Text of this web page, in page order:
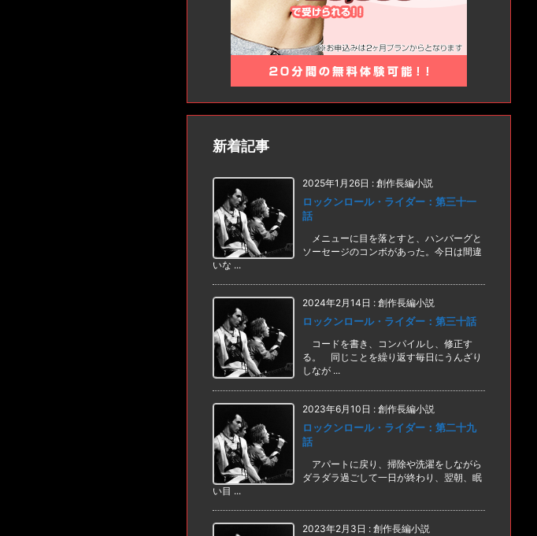
新着記事
2025年1月26日 : 創作長編小説
ロックンロール・ライダー：第三十一
話
メニューに目を落とすと、ハンバーグと
ソーセージのコンボがあった。今日は間違
いな ...
2024年2月14日 : 創作長編小説
ロックンロール・ライダー：第三十話
コードを書き、コンパイルし、修正す
る。 同じことを繰り返す毎日にうんざり
しなが ...
2023年6月10日 : 創作長編小説
ロックンロール・ライダー：第二十九
話
アパートに戻り、掃除や洗濯をしながら
ダラダラ過ごして一日が終わり、翌朝、眠
い目 ...
2023年2月3日 : 創作長編小説